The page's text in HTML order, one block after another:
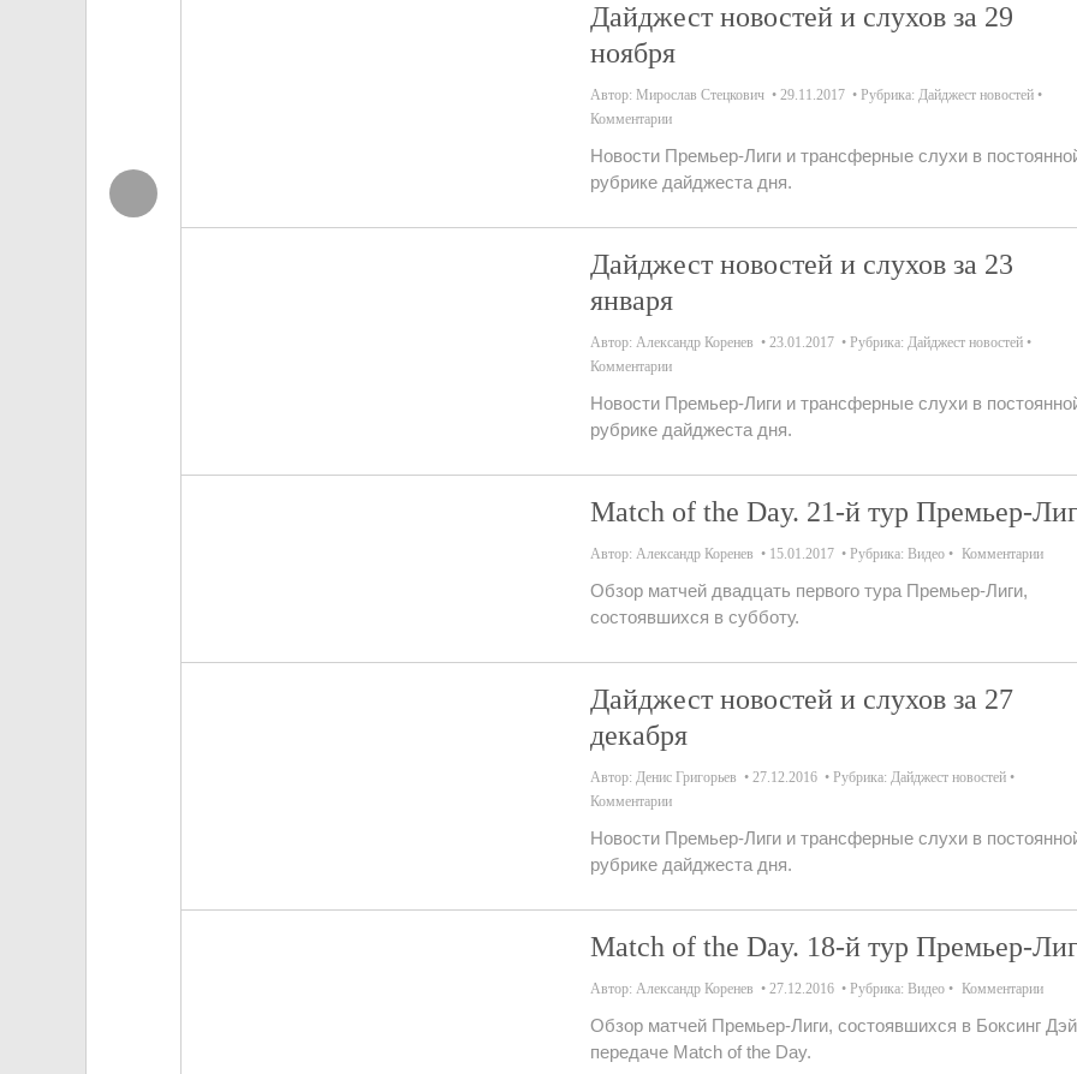
Дайджест новостей и слухов за 29
ноября
Автор: Мирослав Стецкович 29.11.2017 Рубрика: Дайджест новостей
Комментарии
Новости Премьер-Лиги и трансферные слухи в
рубрике дайджеста дня.
Дайджест новостей и слухов за 23
января
Автор: Александр Коренев 23.01.2017 Рубрика: Дайджест новостей
Комментарии
Новости Премьер-Лиги и трансферные слухи в
рубрике дайджеста дня.
Match of the Day. 21-й тур Премьер-
Автор: Александр Коренев 15.01.2017 Рубрика: Видео Комментарии
Обзор матчей двадцать первого тура Премьер-Лиги,
состоявшихся в субботу.
Дайджест новостей и слухов за 27
декабря
Автор: Денис Григорьев 27.12.2016 Рубрика: Дайджест новостей
Комментарии
Новости Премьер-Лиги и трансферные слухи в
рубрике дайджеста дня.
Match of the Day. 18-й тур Премьер-
Автор: Александр Коренев 27.12.2016 Рубрика: Видео Комментарии
Обзор матчей Премьер-Лиги, состоявшихся в Боксинг
передаче Match of the Day.